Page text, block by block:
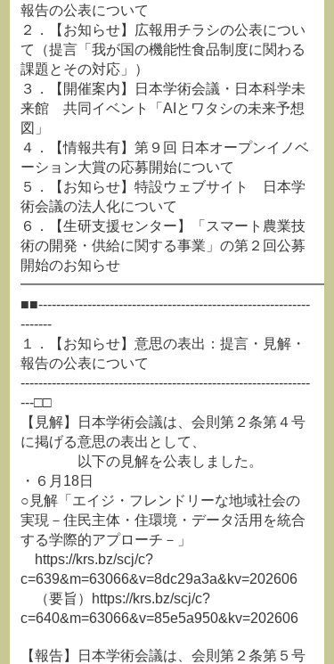
報告の公表について
２．【お知らせ】広報用チラシの公表につい
て（提言「我が国の機能性食品制度に関わる
課題とその対応」）
３．【開催案内】日本学術会議・日本科学未
来館 共同イベント「AIとワタシの未来予想
図」
４．【情報共有】第９回 日本オープンイノベ
ーション大賞の応募開始について
５．【お知らせ】特設ウェブサイト 日本学
術会議の法人化について
６．【生研支援センター】「スマート農業技
術の開発・供給に関する事業」の第２回公募
開始のお知らせ
■■-------------------------------------------------------------
-------
１．【お知らせ】意思の表出：提言・見解・
報告の公表について
-----------------------------------------------------------------
---□□
【見解】日本学術会議は、会則第２条第４号
に掲げる意思の表出として、
以下の見解を公表しました。
・６月18日
○見解「エイジ・フレンドリーな地域社会の
実現－住民主体・住環境・データ活用を統合
する学際的アプローチ－」
https://krs.bz/scj/c?
c=639&m=63066&v=8dc29a3a&kv=202606
（要旨）https://krs.bz/scj/c?
c=640&m=63066&v=85e5a950&kv=202606
【報告】日本学術会議は、会則第２条第５号